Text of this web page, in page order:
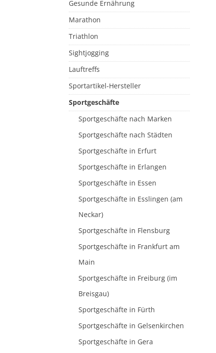
Gesunde Ernährung
Marathon
Triathlon
Sightjogging
Lauftreffs
Sportartikel-Hersteller
Sportgeschäfte
Sportgeschäfte nach Marken
Sportgeschäfte nach Städten
Sportgeschäfte in Erfurt
Sportgeschäfte in Erlangen
Sportgeschäfte in Essen
Sportgeschäfte in Esslingen (am
Neckar)
Sportgeschäfte in Flensburg
Sportgeschäfte in Frankfurt am
Main
Sportgeschäfte in Freiburg (im
Breisgau)
Sportgeschäfte in Fürth
Sportgeschäfte in Gelsenkirchen
Sportgeschäfte in Gera